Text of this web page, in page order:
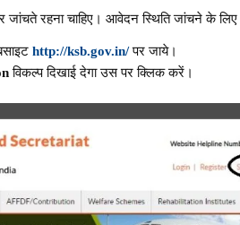
रहना चाहिए। आवेदन स्थिति जांचने के
http://ksb.gov.in/पर जाये।
विकल्प दिखाई देगा उस पर क्लिक करें।